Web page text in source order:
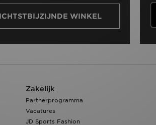
WINKEL
Zakelijk
Partnerprogramma
Vacatures
JD Sports Fashion